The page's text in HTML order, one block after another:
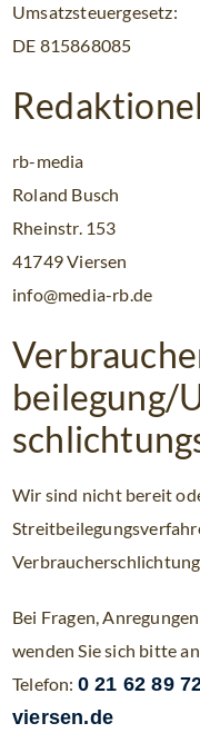
Umsatzsteuergesetz:
DE 815868085
rb-media
Roland Busch
Rheinstr. 153
41749 Viersen
info@media-rb.de
beilegung/
Wir sind nicht bereit
Bei Fragen,
wenden Sie sich bitte
Telefon: 0 21 62 89
viersen.de